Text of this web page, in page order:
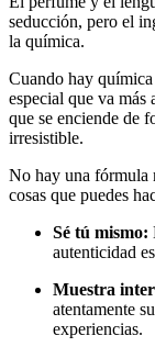
seducción, pero el
la química.
Cuando hay
especial que va más
que se enciende de
irresistible.
No hay una fórmula
cosas que puedes
Sé tú mismo:
autenticidad
Muestra
atentamente
experiencias.